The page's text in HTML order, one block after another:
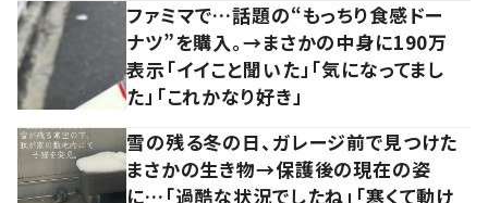
ファミマで…話題の“もっちり食感ドー
ナツ”を購入。→まさかの中身に190万
表示「イイこと聞いた」「気になってまし
た」「これかなり好き」
雪の残る冬の日、ガレージ前で見つけた
まさかの生き物→保護後の現在の姿
に…「過酷な状況でしたね」「寒くて動け